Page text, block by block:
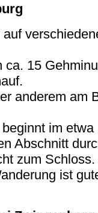
auf
15
anderem am
im
Abschnitt
zum Schloss.
ist